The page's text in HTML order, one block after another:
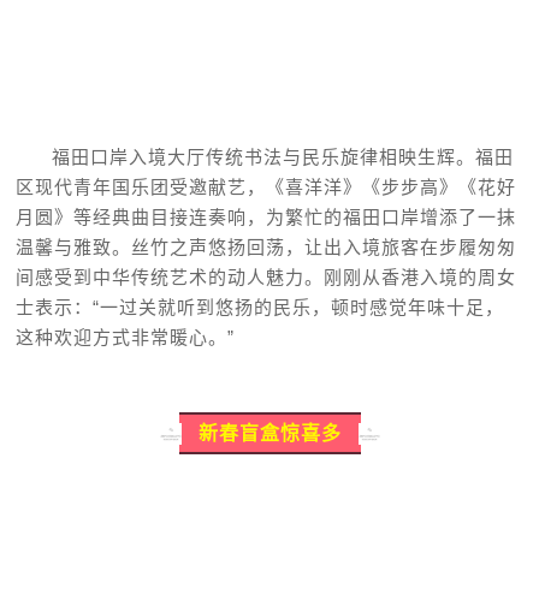
福田口岸入境大厅传统书法与民乐旋律相映生辉。福田
区现代青年国乐团受邀献艺，《喜洋洋》《步步高》
《花好
月圆》等经典曲目接连奏响，为繁忙的福田口岸增添了一抹
温馨与雅致。丝竹之声悠扬回荡，让出入境旅客在步履匆匆
间感受到中华传统艺术的动人魅力。刚刚从香港入境的周女
士表示：“一过关就听到悠扬的民乐，顿时感觉年味十足，
这种欢迎方式非常暖心。”
新春盲盒惊喜多